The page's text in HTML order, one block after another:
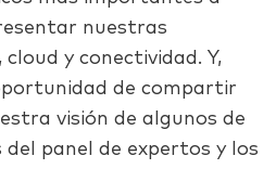
nuestras
y conectividad. Y,
de compartir
visión de algunos de
panel de expertos y los